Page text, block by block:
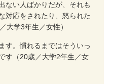
ない人ばかりだが、それも
対応をされたり、怒られた
大学3年生／女性）
す。慣れるまではそういっ
す（20歳／大学2年生／女